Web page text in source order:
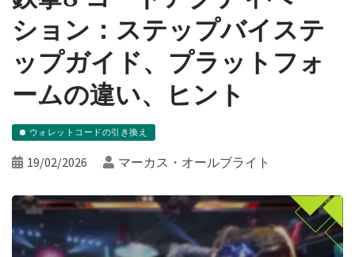
ション：ステップバイステ
ップガイド、プラットフォ
ームの違い、ヒント
ウォレットコードの引き換え
19/02/2026 マーカス・オールブライト